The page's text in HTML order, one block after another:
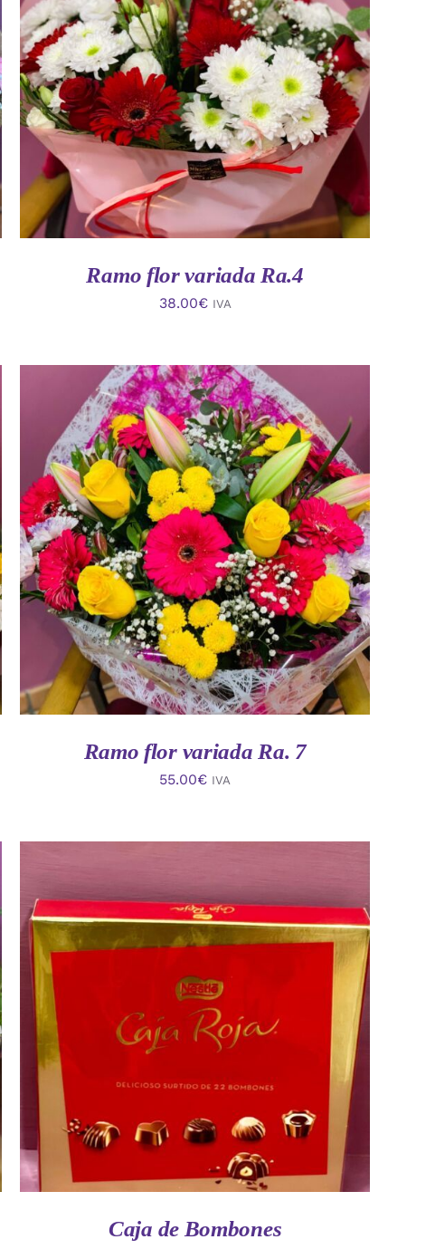
AÑADIR AL CARRITO VISTA RAPIDA
Ramo flor variada Ra.4
38.00€ IVA
AÑADIR AL CARRITO / VISTA RAPIDA
Ramo flor variada Ra. 7
55.00€ IVA
AÑADIR AL CARRITO / VISTA RAPIDA
Caja de Bombones